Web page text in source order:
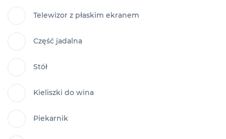
Telewizor z płaskim ekranem
Część jadalna
Stół
Kieliszki do wina
Piekarnik